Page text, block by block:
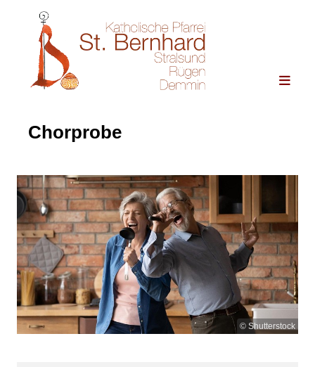
Chorprobe
© Shutterstock